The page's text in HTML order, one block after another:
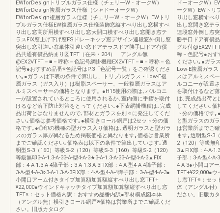
EWforDesignトリプルガラス仕様（チェリーW・オークW）
EWforDesign複層ガラス仕様（シャドーオークW）
EWforDesign複層ガラス仕様（チェリーW・オークW）EWトリ
プルガラス仕様EW複層ガラス仕様装飾窓縦すべり出し窓横すべ
り出し窓高所用横すべり出し窓大開口横すべり出し窓開き窓テ
ラスFIX窓上げ下げ窓FSドレーキップ窓デザイン連段窓外倒し窓
突出し窓引違い窓単体引違い窓ドアテラスドア勝手口ドア有償
品共通有償品納まり図TFT（在来・204） アングル無
@EX2VTFT－■－呼称－色記号網掛機種EX2VTFT－■－呼称－色
記号●おすすめ品番※色記号はP.3「色記号一覧」をご確認くださ
い｡●ガラスは下表の条件で算出し、トリプルガラス・Low-E複
層ガラス（ガス入り）は樹脂スペーサー、一般複層ガラスはア
ルミスペーサーの価格となります。●H15使用の際は､バルコニ
ーが設置されているところに使用されるか､室内側に手摺を取付
けるなど落下防止対策をとってください｡●下表網掛機種は､完成
品出荷とはなりませんので､部材とガラスを別々に発注してくだ
さい｡価格は参考価格です｡●横引きロール網戸は2セット分の価
格です｡●◎印の機種の型ガラス入り価格は､透明ガラスと型ガラ
スのガラス厚が異なるため掲載価格と異なります｡価格は営業所
までご確認ください｡価格表は以下の条件で算出しています｡透
明型S-3（160）等級S-2（120）等級S-3（160）等級S-2（120）
等級無印3-A-1.3-A-33-A-型4-A-3★3-A-1.3-A-33-A-型4-A-3▲FIX
部：4-A-1.3-A-4障子部：3-A-1.3-A-3FIX部：4-A-型4-A-4障子部：
3-A-型4-A-3○3-A-1.3-A-3FIX部：4-A-型4-A-4障子部：3-A-型4-A-3●
小開口アーム付きタイプ加算額加算額縦すべり出し窓TFT+
¥22,000●ウインドキャッチタイプ加算額加算額縦すべり出し窓
TFT※：セット価格内訳：おすすめ品番内訳●部材構成図本体
（アングル無）横引きロール網戸※価格は営業所までご確認くだ
さい。旧版カタログ
ドーオークW）
ークW）EWトリ
り出し窓横すべ
出し窓開き窓テ
連段窓外倒し窓
勝手口ドア有償
グル付
称－色記号●おす
ください｡●ガラ
Low-E複層ガラ
スはアルミスペ
ルコニーが設置
を取付けるなど
は､完成品出荷と
してください｡
ト分の価格です
と型ガラスのガ
は営業所までご
ます｡透明型S-3
2（120）等級無
3▲FIX部：4-A-
子部：3-A-型4-A-
4-A-3●小開口ア
TFT+¥22,000●ウ
し窓TFT※：セッ
体（アングル付
ださい。旧版カ